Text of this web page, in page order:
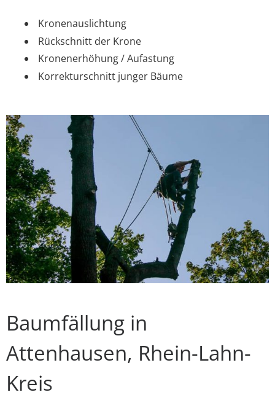
Kronenauslichtung
Rückschnitt der Krone
Kronenerhöhung / Aufastung
Korrekturschnitt junger Bäume
Baumfällung in
Attenhausen, Rhein-Lahn-
Kreis